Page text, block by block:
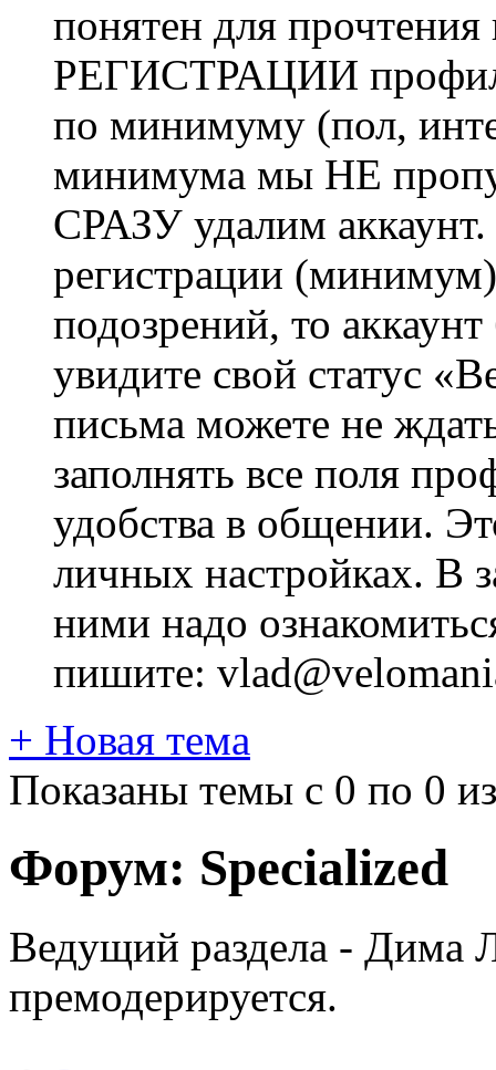
понятен для
РЕГИСТРАЦИИ профиль
по минимуму (пол,
минимума мы НЕ
СРАЗУ удалим
регистрации
подозрений, то
увидите свой статус
письма можете не
заполнять все поля
удобства в общении.
личных настройках. В
ними надо
пишите:
+ Новая тема
Показаны темы с 0 по 0
Форум: Specialized
Ведущий раздела - Дима
премодерируется.